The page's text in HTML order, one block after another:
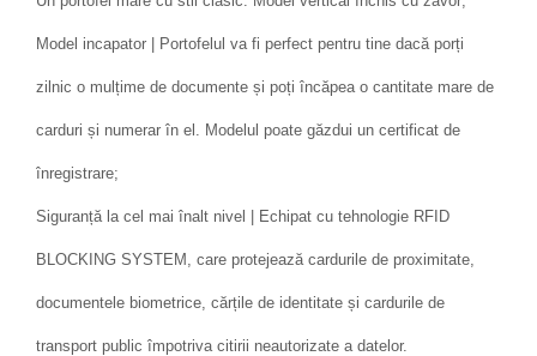
Model incapator | Portofelul va fi perfect pentru tine dacă porți
zilnic o mulțime de documente și poți încăpea o cantitate mare de
carduri și numerar în el. Modelul poate găzdui un certificat de
înregistrare;
Siguranță la cel mai înalt nivel | Echipat cu tehnologie RFID
BLOCKING SYSTEM, care protejează cardurile de proximitate,
documentele biometrice, cărțile de identitate și cardurile de
transport public împotriva citirii neautorizate a datelor.